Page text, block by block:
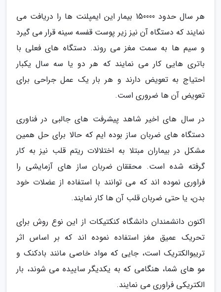
هر سال حدود 150000 بیمار این ایمپلنت ها را دریافت می
نمایند که دستگاه آن نیز زیر پوست قفسه سینه قرار می گیرد
و سیم ها به سمت مغز می روند. دستگاه های فعلی با
باتری هایی کار می نمایند که هر دو یا سه سال یکبار
احتیاج به تعویض دارند و هر بار یک عمل جراحی برای
تعویض آن ها ضروری است.
در سال های اخیر شاهد پیشرفت های جالبی در فناوری
دستگاه های ضربان ساز بوده ایم که حالا برای حل همین
مشکل در بیماران مبتلا به اختلالات ریتم قلب نیز به کار
گرفته شده است. محققان ضربان ساز های آزمایشی را
فراوری نموده اند که می توانند با استفاده از عضلات خود
بدن، یا حتی ضربان قلب آن ها کار نمایند.
اکنون دانشمندان دانشگاه کنکتیکات از این نوع روش برای
تحریک عمیق مغز استفاده نموده اند که بر اساس اثر
تریبوالکتریک است، جایی که مواد خاصی مانند بادکنک و
مو های شما، هنگامی که به یکدیگر ساییده می شوند، بار
الکتریکی فراوری می نمایند.